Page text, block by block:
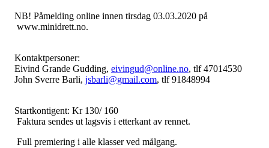
NB! Påmelding online innen tirsdag 03.03.2020 på
www.minidrett.no.
Kontaktpersoner:
Eivind Grande Gudding, eivingud@online.no, tlf 47014530
John Sverre Barli, jsbarli@gmail.com, tlf 91848994
Startkontigent: Kr 130/ 160
Faktura sendes ut lagsvis i etterkant av rennet.
Full premiering i alle klasser ved målgang.